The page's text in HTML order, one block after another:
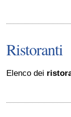
Ristoranti
Elenco dei